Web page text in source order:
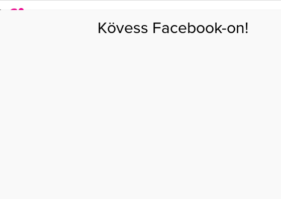
fel! Így oszd be a napod időhatékonyan
Kövess Facebook-on!